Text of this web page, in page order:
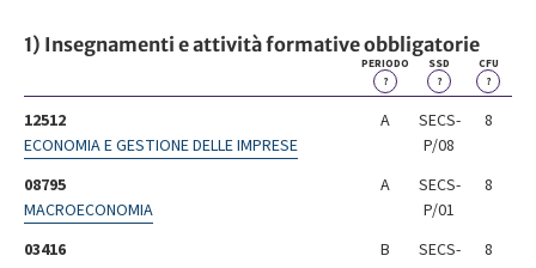
1) Insegnamenti e attività formative obbligatorie
PERIODO
?
SSD
?
CFU
?
12512
ECONOMIA E GESTIONE DELLE IMPRESE
A
SECS-
P/08
8
08795
MACROECONOMIA
A
SECS-
P/01
8
03416
B
SECS-
8